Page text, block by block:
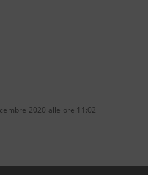
2020 alle ore 11:02